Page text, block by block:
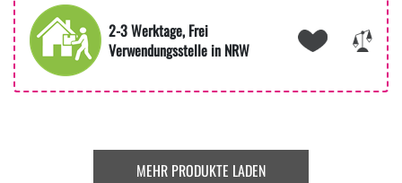
2-3 Werktage, Frei
Verwendungsstelle in NRW
MEHR PRODUKTE LADEN